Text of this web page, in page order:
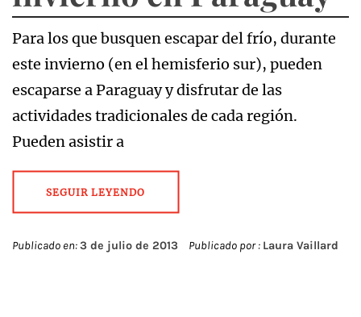
Para los que busquen escapar del frío, durante
este invierno (en el hemisferio sur), pueden
escaparse a Paraguay y disfrutar de las
actividades tradicionales de cada región.
Pueden asistir a
SEGUIR LEYENDO
Publicado en:3 de julio de 2013 Publicado por : Laura Vaillard